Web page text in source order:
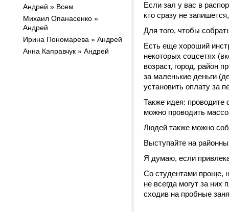
Андрей » Всем
Михаил Опанасенко »
Андрей
Ирина Пономарева » Андрей
Анна Каправчук » Андрей
Если зал у вас в
кто сразу не
Для того, чтобы
Есть еще хороший
некоторых соцсетях
возраст, город, район
за маленькие деньги
установить оплату за
Также идея:
можно проводить
Людей также можно
Выступайте на
Я думаю, если
Со студентами проще,
не всегда могут за
сходив на пробные